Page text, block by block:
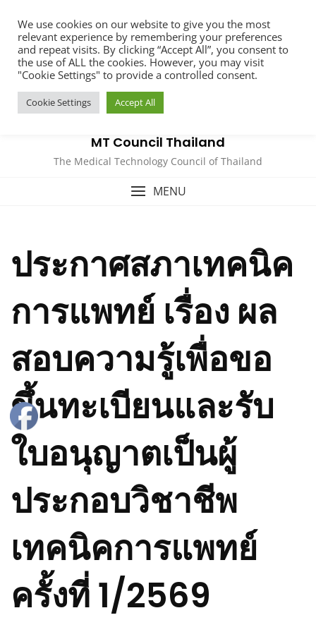
content
MT Council Thailand
The Medical Technology Council of Thailand
MENU
ประกาศสภาเทคนิค
การแพทย์ เรื่อง ผล
สอบความรู้เพื่อขอ
ขึ้นทะเบียนและรับ
ใบอนุญาตเป็นผู้
ประกอบวิชาชีพ
เทคนิคการแพทย์
ครั้งที่ 1/2569
We use cookies on our website to give you the most
relevant experience by remembering your preferences
and repeat visits. By clicking “Accept All”, you consent to
the use of ALL the cookies. However, you may visit
"Cookie Settings" to provide a controlled consent.
Cookie Settings Accept All